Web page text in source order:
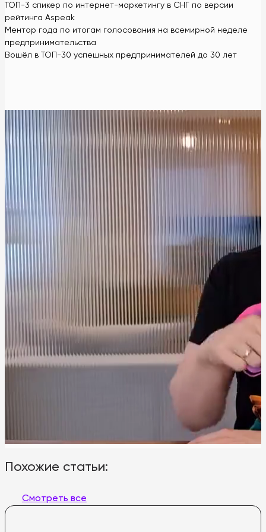
ТОП-3 спикер по интернет-маркетингу в СНГ по версии
рейтинга Aspeak
Ментор года по итогам голосования на всемирной неделе
предпринимательства
Вошёл в ТОП-30 успешных предпринимателей до 30 лет
Похожие статьи:
Смотреть все